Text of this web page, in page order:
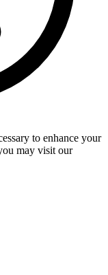
to enhance your
may visit our